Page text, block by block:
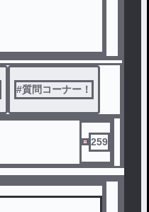
#質問コーナー！
259